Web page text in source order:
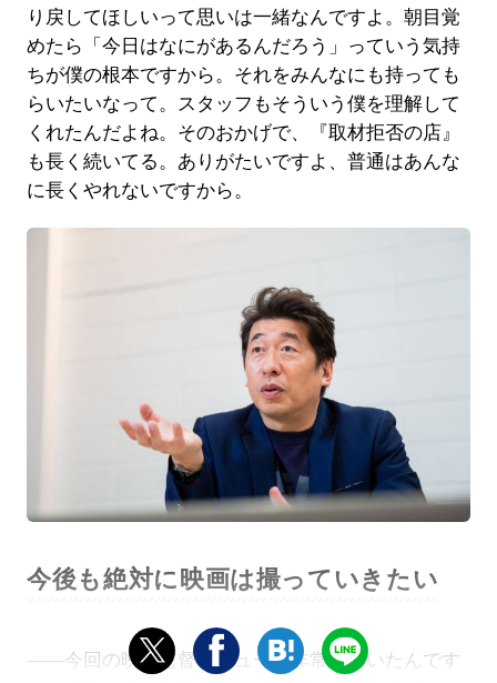
り戻してほしいって思いは一緒なんですよ。朝目覚
めたら「今日はなにがあるんだろう」っていう気持
ちが僕の根本ですから。それをみんなにも持っても
らいたいなって。スタッフもそういう僕を理解して
くれたんだよね。そのおかげで、『取材拒否の店』
も長く続いてる。ありがたいですよ、普通はあんな
に長くやれないですから。
今後も絶対に映画は撮っていきたい
――今回の映画監督デビューは非常に驚いたんです